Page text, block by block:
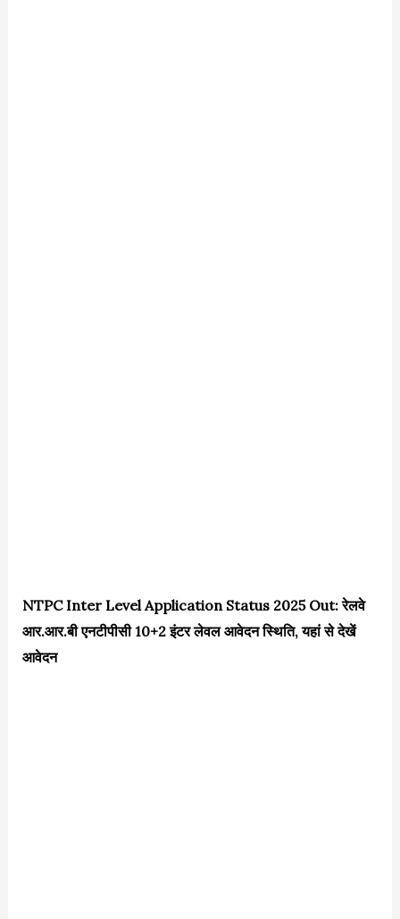
NTPC Inter Level Application Status 2025 Out: रेलवे
आर.आर.बी एनटीपीसी 10+2 इंटर लेवल आवेदन स्थिति, यहां से देखें
आवेदन